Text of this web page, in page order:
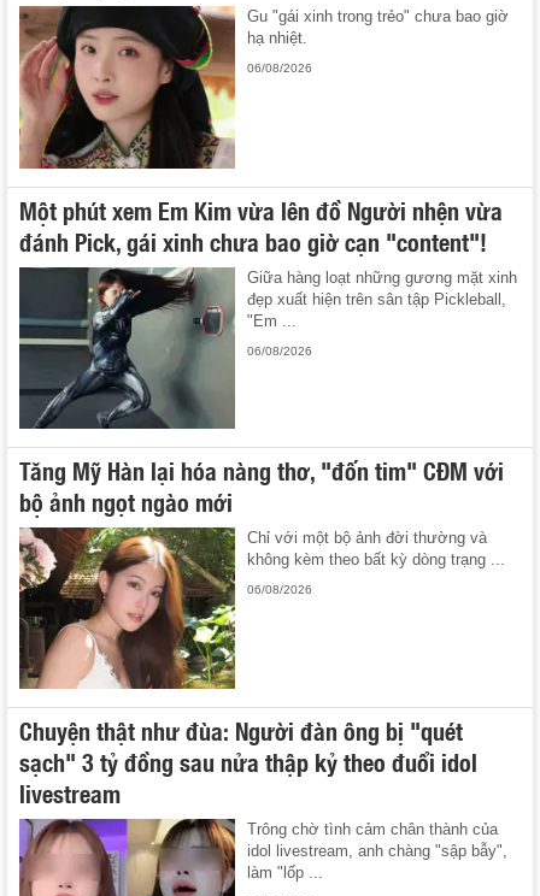
Gu "gái xinh trong trẻo" chưa bao giờ
hạ nhiệt.
06/08/2026
Một phút xem Em Kim vừa lên đồ Người nhện vừa
đánh Pick, gái xinh chưa bao giờ cạn "content"!
Giữa hàng loạt những gương mặt xinh
đẹp xuất hiện trên sân tập Pickleball,
"Em ...
06/08/2026
Tăng Mỹ Hàn lại hóa nàng thơ, "đốn tim" CĐM với
bộ ảnh ngọt ngào mới
Chỉ với một bộ ảnh đời thường và
không kèm theo bất kỳ dòng trạng ...
06/08/2026
Chuyện thật như đùa: Người đàn ông bị "quét
sạch" 3 tỷ đồng sau nửa thập kỷ theo đuổi idol
livestream
Trông chờ tình cảm chân thành của
idol livestream, anh chàng "sập bẫy",
làm "lốp ...